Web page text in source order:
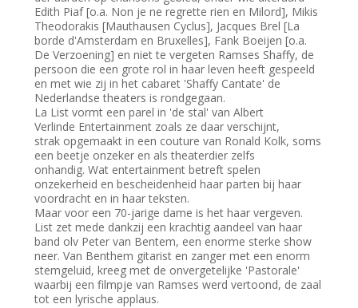
Edith Piaf [o.a. Non je ne regrette rien en Milord], Mikis
Theodorakis [Mauthausen Cyclus], Jacques Brel [La
borde d'Amsterdam en Bruxelles], Fank Boeijen [o.a.
De Verzoening] en niet te vergeten Ramses Shaffy, de
persoon die een grote rol in haar leven heeft gespeeld
en met wie zij in het cabaret 'Shaffy Cantate' de
Nederlandse theaters is rondgegaan.
La List vormt een parel in 'de stal' van Albert
Verlinde Entertainment zoals ze daar verschijnt,
strak opgemaakt in een couture van Ronald Kolk, soms
een beetje onzeker en als theaterdier zelfs
onhandig. Wat entertainment betreft spelen
onzekerheid en bescheidenheid haar parten bij haar
voordracht en in haar teksten.
Maar voor een 70-jarige dame is het haar vergeven.
List zet mede dankzij een krachtig aandeel van haar
band olv Peter van Bentem, een enorme sterke show
neer. Van Benthem gitarist en zanger met een enorm
stemgeluid, kreeg met de onvergetelijke 'Pastorale'
waarbij een filmpje van Ramses werd vertoond, de zaal
tot een lyrische applaus.